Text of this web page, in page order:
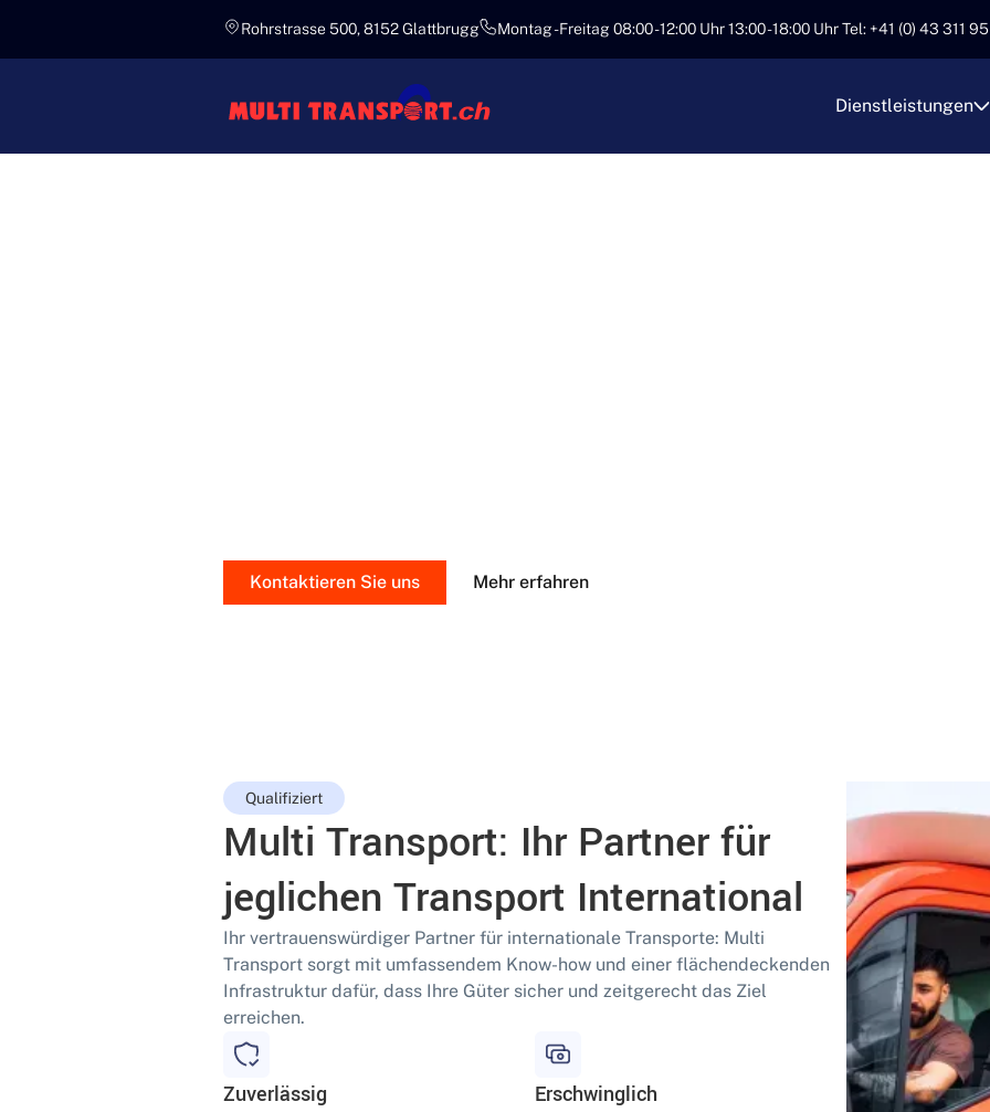
Rohrstrasse 500, 8152 Glattbrugg Montag - Freitag 08:00 - 12:00 Uhr 13:00 - 18:00 Uhr Tel: +41 (0) 43 311
Dienstleistungen
Kontaktieren Sie uns Mehr erfahren
Qualifiziert
Multi Transport: Ihr Partner für
jeglichen Transport International
Ihr vertrauenswürdiger Partner für internationale Transporte: Multi
Transport sorgt mit umfassendem Know-how und einer flächendeckenden
Infrastruktur dafür, dass Ihre Güter sicher und zeitgerecht das Ziel
erreichen.
Zuverlässig Erschwinglich